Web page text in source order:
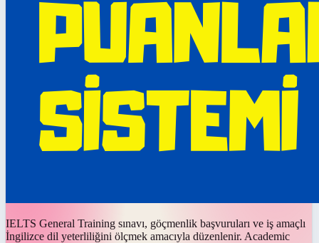
IELTS General Training sınavı, göçmenlik başvuruları ve iş amaçlı
İngilizce dil yeterliliğini ölçmek amacıyla düzenlenir. Academic